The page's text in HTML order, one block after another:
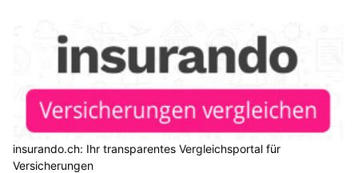
insurando.ch: Ihr transparentes Vergleichsportal für
Versicherungen